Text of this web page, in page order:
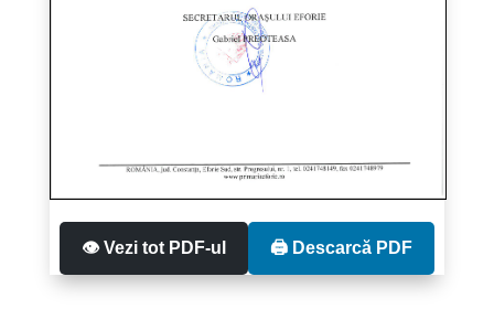
👁️ Vezi tot PDF-ul 🖨️ Descarcă PDF